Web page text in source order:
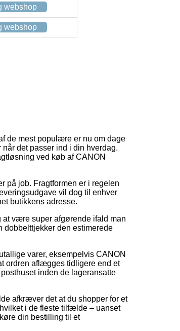
webshop
webshop
de mest populære er nu om dage
det passer ind i din hverdag.
ved køb af CANON
på job. Fragtformen er i regelen
vil dog til enhver
butikkens adresse.
være super afgørende ifald man
dobbelttjekker den estimerede
varer, eksempelvis CANON
ordren aflægges tidligere end et
inden de lageransatte
afkræver det at du shopper for et
i de fleste tilfælde – uanset
din bestilling til et